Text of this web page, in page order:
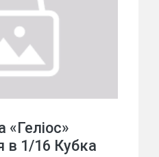
«Геліос»
в 1/16 Кубка